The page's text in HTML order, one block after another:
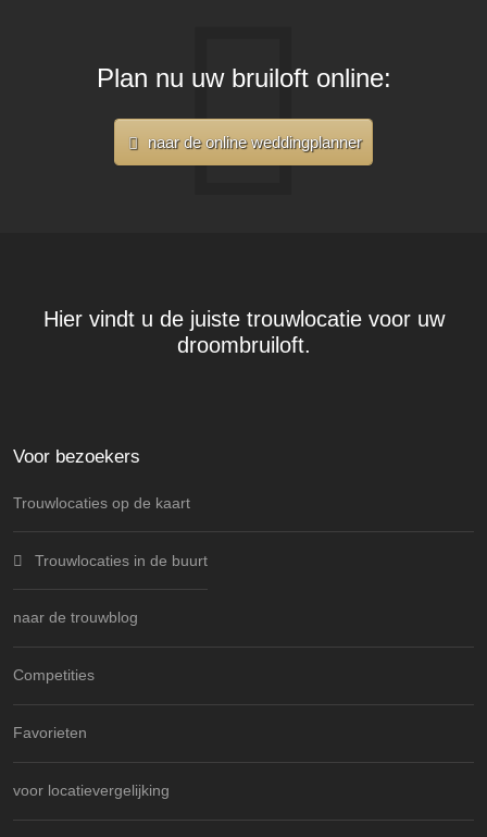
Plan nu uw bruiloft online:
naar de online weddingplanner
Hier vindt u de juiste trouwlocatie voor uw
droombruiloft.
Voor bezoekers
Trouwlocaties op de kaart
Trouwlocaties in de buurt
naar de trouwblog
Competities
Favorieten
voor locatievergelijking